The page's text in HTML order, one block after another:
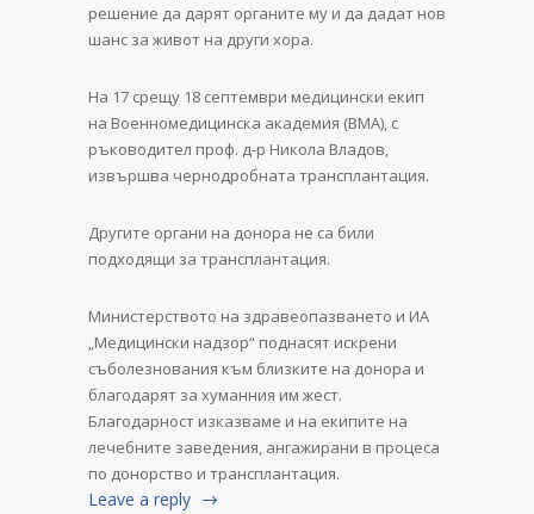
решение да дарят органите му и да дадат нов
шанс за живот на други хора.
На 17 срещу 18 септември медицински екип
на Военномедицинска академия (ВМА), с
ръководител проф. д-р Никола Владов,
извършва чернодробната трансплантация.
Другите органи на донора не са били
подходящи за трансплантация.
Министерството на здравеопазването и ИА
„Медицински надзор“ поднасят искрени
съболезнования към близките на донора и
благодарят за хуманния им жест.
Благодарност изказваме и на екипите на
лечебните заведения, ангажирани в процеса
по донорство и трансплантация.
Leave a reply